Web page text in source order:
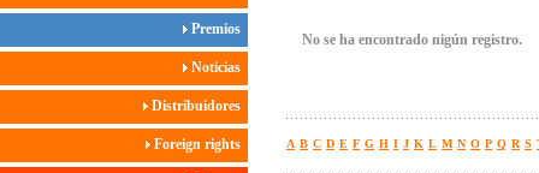
Premios
Noticias
Distribuidores
Foreign rights
No se ha encontrado nigún registro.
A B C D E F G H I J K L M N O P Q R S